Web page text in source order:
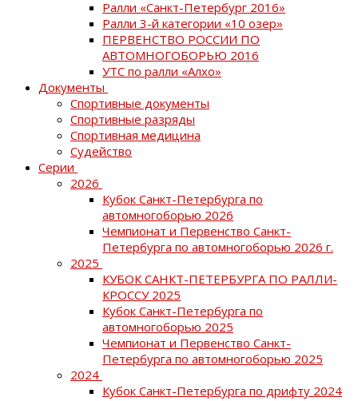
Ралли «Санкт-Петербург 2016»
Ралли 3-й категории «10 озер»
ПЕРВЕНСТВО РОССИИ ПО
АВТОМНОГОБОРЬЮ 2016
УТС по ралли «Алхо»
Документы
Спортивные документы
Спортивные разряды
Спортивная медицина
Судейство
Серии
2026
Кубок Санкт-Петербурга по
автомногоборью 2026
Чемпионат и Первенство Санкт-
Петербурга по автомногоборью 2026 г.
2025
КУБОК САНКТ-ПЕТЕРБУРГА ПО РАЛЛИ-
КРОССУ 2025
Кубок Санкт-Петербурга по
автомногоборью 2025
Чемпионат и Первенство Санкт-
Петербурга по автомногоборью 2025
2024
Кубок Санкт-Петербурга по дрифту 2024